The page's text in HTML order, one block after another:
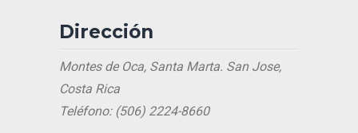
Dirección
Montes de Oca, Santa Marta. San Jose,
Costa Rica
Teléfono: (506) 2224-8660